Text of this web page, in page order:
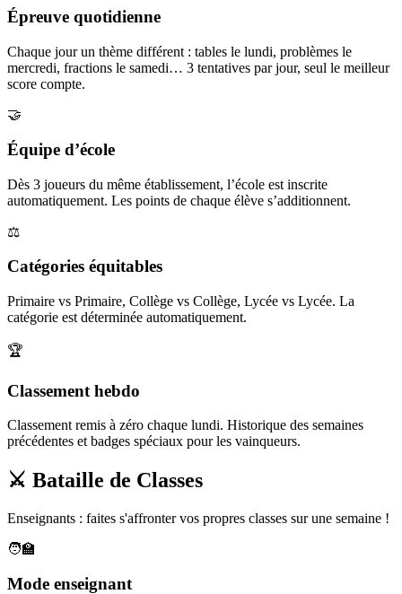
Épreuve quotidienne
Chaque jour un thème différent : tables le lundi, problèmes le
mercredi, fractions le samedi… 3 tentatives par jour, seul le meilleur
score compte.
🤝
Équipe d’école
Dès 3 joueurs du même établissement, l’école est inscrite
automatiquement. Les points de chaque élève s’additionnent.
⚖️
Catégories équitables
Primaire vs Primaire, Collège vs Collège, Lycée vs Lycée. La
catégorie est déterminée automatiquement.
🏆
Classement hebdo
Classement remis à zéro chaque lundi. Historique des semaines
précédentes et badges spéciaux pour les vainqueurs.
⚔️ Bataille de Classes
Enseignants : faites s'affronter vos propres classes sur une semaine !
🧑‍🏫
Mode enseignant